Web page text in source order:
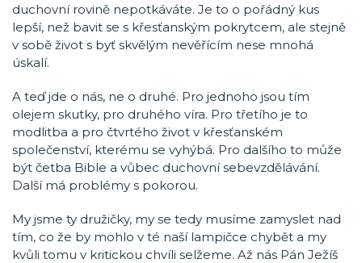
duchovní rovině nepotkáváte. Je to o pořádný kus
lepší, než bavit se s křesťanským pokrytcem, ale stejně
v sobě život s byť skvělým nevěřícím nese mnohá
úskalí.
A teď jde o nás, ne o druhé. Pro jednoho jsou tím
olejem skutky, pro druhého víra. Pro třetího je to
modlitba a pro čtvrtého život v křesťanském
společenství, kterému se vyhýbá. Pro dalšího to může
být četba Bible a vůbec duchovní sebevzdělávání.
Další má problémy s pokorou.
My jsme ty družičky, my se tedy musíme zamyslet nad
tím, co že by mohlo v té naší lampičce chybět a my
kvůli tomu v kritickou chvíli selžeme. Až nás Pán Ježíš